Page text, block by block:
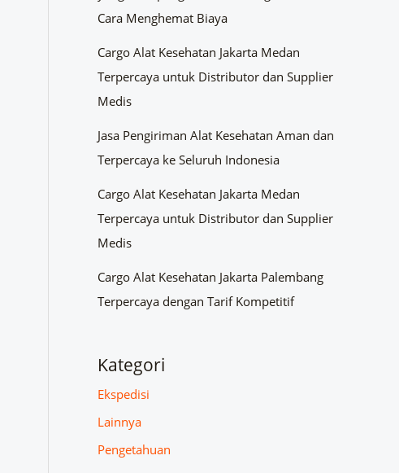
Cara Menghemat Biaya
Cargo Alat Kesehatan Jakarta Medan
Terpercaya untuk Distributor dan Supplier
Medis
Jasa Pengiriman Alat Kesehatan Aman dan
Terpercaya ke Seluruh Indonesia
Cargo Alat Kesehatan Jakarta Medan
Terpercaya untuk Distributor dan Supplier
Medis
Cargo Alat Kesehatan Jakarta Palembang
Terpercaya dengan Tarif Kompetitif
Kategori
Ekspedisi
Lainnya
Pengetahuan